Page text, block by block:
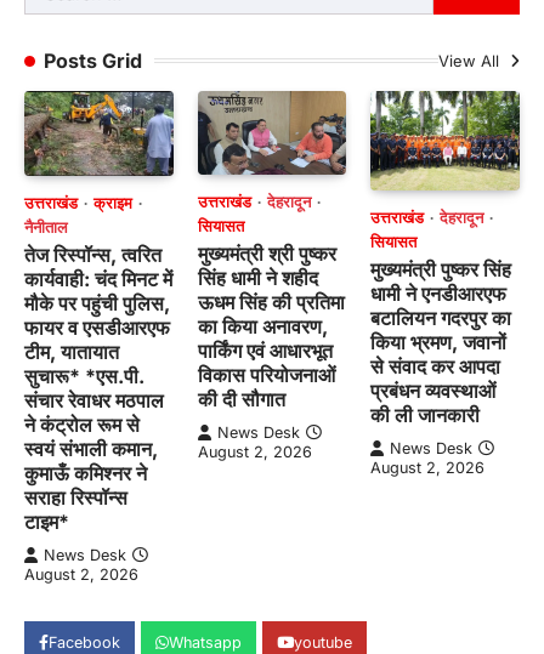
for:
Posts Grid
View All
उत्तराखंड
क्राइम
नैनीताल
तेज रिस्पॉन्स, त्वरित
कार्यवाही: चंद मिनट में
मौके पर पहुंची पुलिस,
फायर व एसडीआरएफ
टीम, यातायात
सुचारू* *एस.पी.
संचार रेवाधर मठपाल
ने कंट्रोल रूम से
स्वयं संभाली कमान,
कुमाऊँ कमिश्नर ने
सराहा रिस्पॉन्स
टाइम*
News Desk
August 2, 2026
उत्तराखंड
देहरादून
सियासत
मुख्यमंत्री श्री पुष्कर
सिंह धामी ने शहीद
ऊधम सिंह की प्रतिमा
का किया अनावरण,
पार्किंग एवं आधारभूत
विकास परियोजनाओं
की दी सौगात
News Desk
August 2, 2026
उत्तराखंड
देहरादून
सियासत
मुख्यमंत्री पुष्कर सिंह
धामी ने एनडीआरएफ
बटालियन गदरपुर का
किया भ्रमण, जवानों
से संवाद कर आपदा
प्रबंधन व्यवस्थाओं
की ली जानकारी
News Desk
August 2, 2026
Facebook Whatsapp youtube